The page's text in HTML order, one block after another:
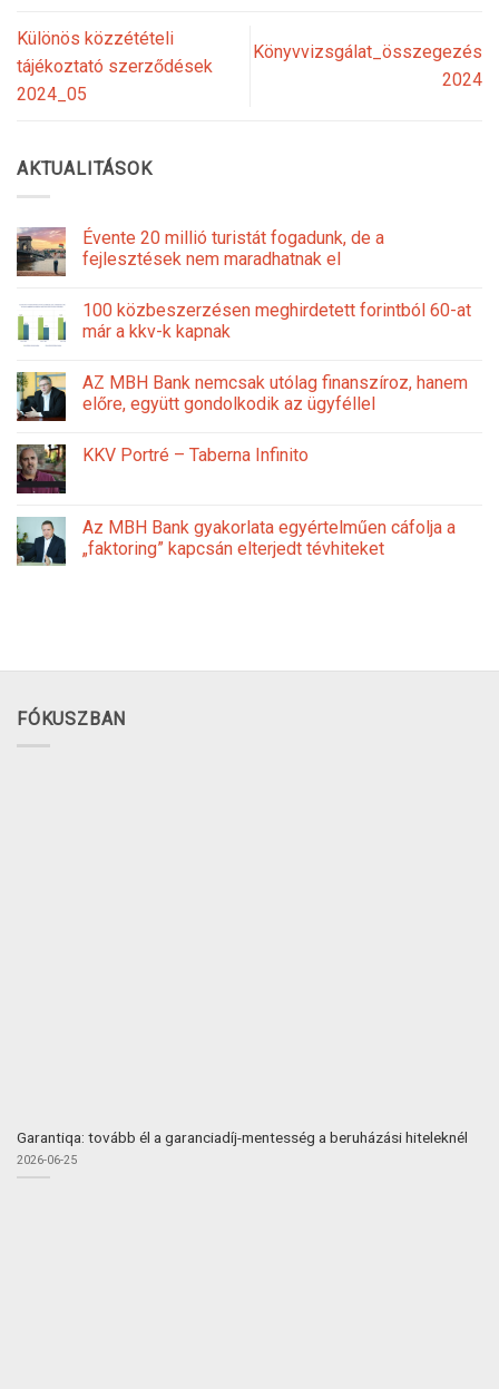
Különös közzétételi
tájékoztató szerződések
2024_05
Könyvvizsgálat_összegezés
2024
AKTUALITÁSOK
Évente 20 millió turistát fogadunk, de a
fejlesztések nem maradhatnak el
100 közbeszerzésen meghirdetett forintból 60-at
már a kkv-k kapnak
AZ MBH Bank nemcsak utólag finanszíroz, hanem
előre, együtt gondolkodik az ügyféllel
KKV Portré – Taberna Infinito
Az MBH Bank gyakorlata egyértelműen cáfolja a
„faktoring” kapcsán elterjedt tévhiteket
FÓKUSZBAN
Garantiqa: tovább él a garanciadíj-mentesség a beruházási hiteleknél
2026-06-25